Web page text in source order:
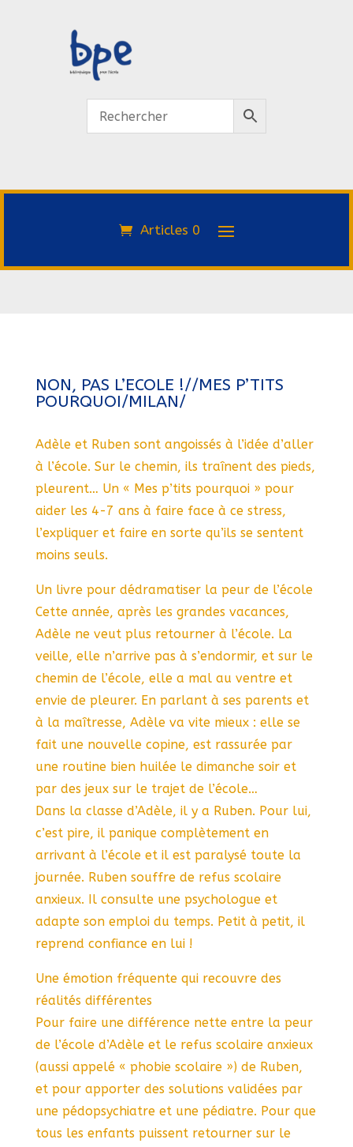
Articles 0
NON, PAS L’ECOLE !//MES P’TITS
POURQUOI/MILAN/
Adèle et Ruben sont angoissés à l’idée d’aller
à l’école. Sur le chemin, ils traînent des pieds,
pleurent… Un « Mes p’tits pourquoi » pour
aider les 4-7 ans à faire face à ce stress,
l’expliquer et faire en sorte qu’ils se sentent
moins seuls.
Un livre pour dédramatiser la peur de l’école
Cette année, après les grandes vacances,
Adèle ne veut plus retourner à l’école. La
veille, elle n’arrive pas à s’endormir, et sur le
chemin de l’école, elle a mal au ventre et
envie de pleurer. En parlant à ses parents et
à la maîtresse, Adèle va vite mieux : elle se
fait une nouvelle copine, est rassurée par
une routine bien huilée le dimanche soir et
par des jeux sur le trajet de l’école…
Dans la classe d’Adèle, il y a Ruben. Pour lui,
c’est pire, il panique complètement en
arrivant à l’école et il est paralysé toute la
journée. Ruben souffre de refus scolaire
anxieux. Il consulte une psychologue et
adapte son emploi du temps. Petit à petit, il
reprend confiance en lui !
Une émotion fréquente qui recouvre des
réalités différentes
Pour faire une différence nette entre la peur
de l’école d’Adèle et le refus scolaire anxieux
(aussi appelé « phobie scolaire ») de Ruben,
et pour apporter des solutions validées par
une pédopsychiatre et une pédiatre. Pour que
tous les enfants puissent retourner sur le